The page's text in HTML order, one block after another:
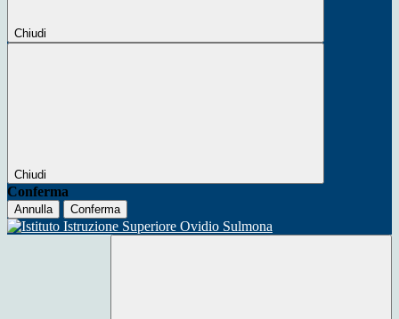
Chiudi
Chiudi
Conferma
Annulla Conferma